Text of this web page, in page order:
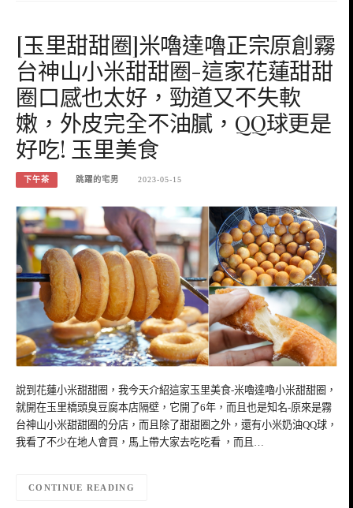
[玉里甜甜圈]米嚕達嚕正宗原創霧
台神山小米甜甜圈-這家花蓮甜甜
圈口感也太好，勁道又不失軟
嫩，外皮完全不油膩，QQ球更是
好吃! 玉里美食
下午茶 跳躍的宅男 2023-05-15
說到花蓮小米甜甜圈，我今天介紹這家玉里美食-米嚕達嚕小米甜甜圈，
就開在玉里橋頭臭豆腐本店隔壁，它開了6年，而且也是知名-原來是霧
台神山小米甜甜圈的分店，而且除了甜甜圈之外，還有小米奶油QQ球，
我看了不少在地人會買，馬上帶大家去吃吃看 ，而且…
CONTINUE READING